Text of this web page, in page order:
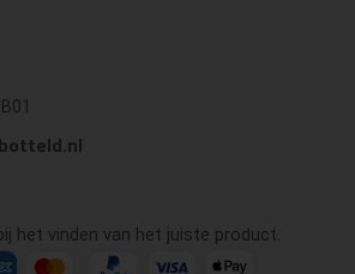
het vinden van het juiste product.